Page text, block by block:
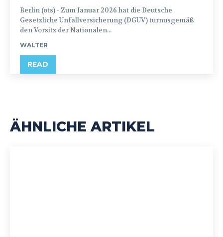
Berlin (ots) - Zum Januar 2026 hat die Deutsche
Gesetzliche Unfallversicherung (DGUV) turnusgemäß
den Vorsitz der Nationalen...
WALTER
READ
ÄHNLICHE ARTIKEL